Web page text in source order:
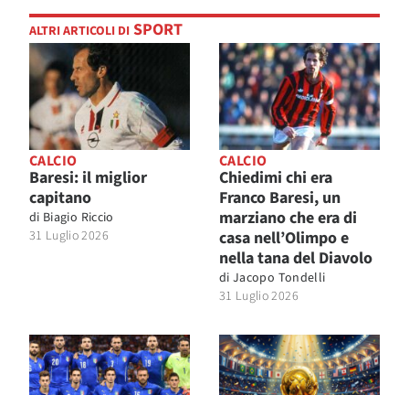
ALTRI ARTICOLI DI SPORT
CALCIO
Baresi: il miglior
capitano
di Biagio Riccio
31 Luglio 2026
CALCIO
Chiedimi chi era
Franco Baresi, un
marziano che era di
casa nell’Olimpo e
nella tana del Diavolo
di Jacopo Tondelli
31 Luglio 2026